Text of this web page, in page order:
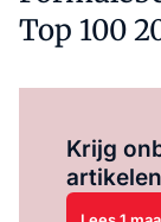
Top 100
Krijg